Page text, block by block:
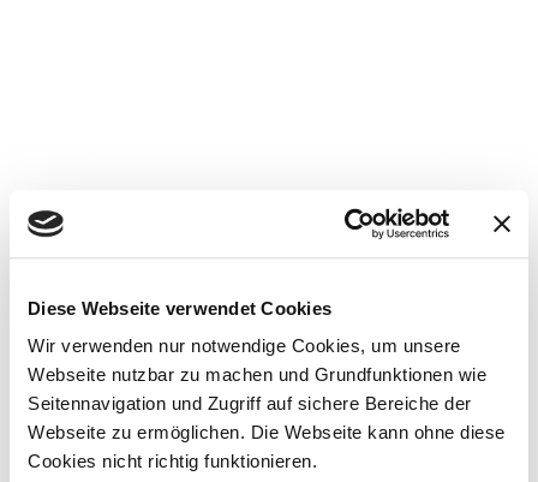
Diese Webseite verwendet Cookies
Wir verwenden nur notwendige Cookies, um unsere
Webseite nutzbar zu machen und Grundfunktionen wie
Seitennavigation und Zugriff auf sichere Bereiche der
Webseite zu ermöglichen. Die Webseite kann ohne diese
Cookies nicht richtig funktionieren.